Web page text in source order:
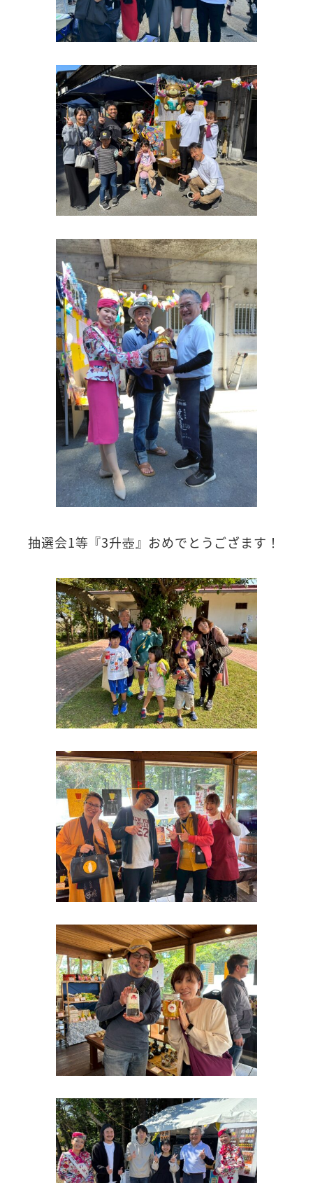
抽選会1等『3升壺』おめでとうござます！